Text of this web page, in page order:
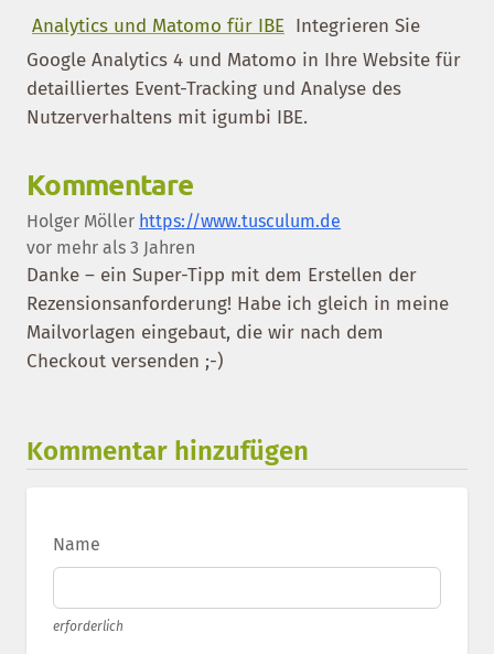
Analytics und Matomo für IBE Integrieren Sie
Google Analytics 4 und Matomo in Ihre Website für
detailliertes Event-Tracking und Analyse des
Nutzerverhaltens mit igumbi IBE.
Kommentare
Holger Möller https://www.tusculum.de
vor mehr als 3 Jahren
Danke – ein Super-Tipp mit dem Erstellen der
Rezensionsanforderung! Habe ich gleich in meine
Mailvorlagen eingebaut, die wir nach dem
Checkout versenden ;-)
Kommentar hinzufügen
Name
erforderlich